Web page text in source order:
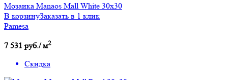
Мозаика Manaos Mall White 30x30
В корзинуЗаказать в 1 клик
Pamesa
7 531 руб./ м2
Скидка